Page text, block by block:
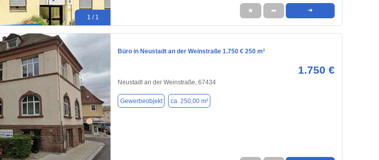
1 / 1
★ ➦ ➜
Büro in Neustadt an der Weinstraße 1.750 € 250 m²
1.750 €
Neustadt an der Weinstraße, 67434
Gewerbeobjekt ca. 250,00 m²